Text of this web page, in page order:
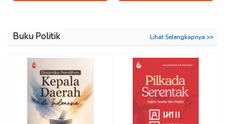
Buku Politik Lihat Selengkapnya >>